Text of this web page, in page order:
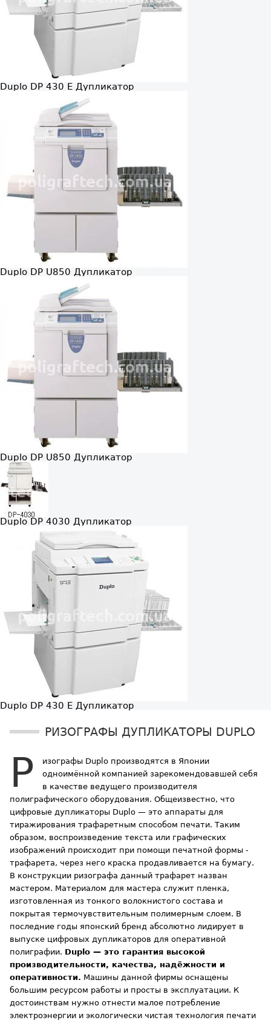
Duplo DP 430 E Дупликатор
Duplo DP U850 Дупликатор
Duplo DP U850 Дупликатор
Duplo DP 4030 Дупликатор
Duplo DP 430 E Дупликатор
РИЗОГРАФЫ ДУПЛИКАТОРЫ DUPLO
Р
изографы Duplo производятся в Японии
одноимённой компаниейзарекомендовавшей себя
в качестве ведущего производителя
полиграфического оборудования. Общеизвестно, что
цифровые дупликаторы Duplo — это аппараты для
тиражирования трафаретным способом печати. Таким
образом, воспроизведение текста или графических
изображений происходит при помощи печатной формы -
трафарета, через него краска продавливается на бумагу.
В конструкции ризографа данный трафарет назван
мастером. Материалом для мастера служит пленка,
изготовленная из тонкого волокнистого состава и
покрытая термочувствительным полимерным слоем. В
последние годы японский бренд абсолютно лидирует в
выпуске цифровых дупликаторов для оперативной
полиграфии. Duplo — это гарантия высокой
производительности, качества, надёжности и
оперативности. Машины данной фирмы оснащены
большим ресурсом работы и просты в эксплуатации. К
достоинствам нужно отнести малое потребление
электроэнергии и экологически чистая технология печати